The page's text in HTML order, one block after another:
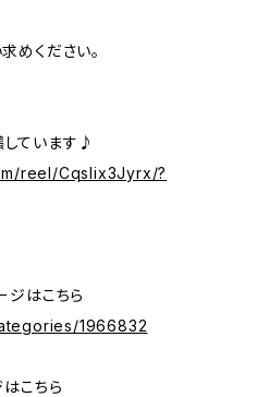
めください。
ています♪
reel/Cqslix3Jyrx/?
ジはこちら
1966832
こちら